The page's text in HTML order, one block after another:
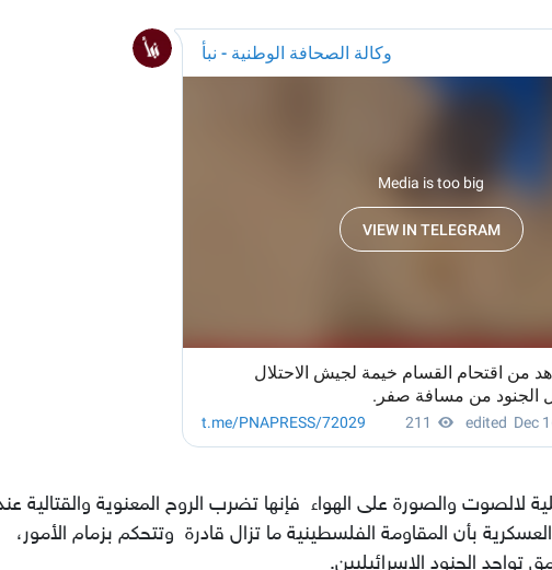
لالصوت والصورة على الهواء فإنها تضرب الروح المعنوية والقتالية
بأن المقاومة الفلسطينية ما تزال قادرة وتتحكم بزمام الأمور،
الجنود الإسرائيليين.